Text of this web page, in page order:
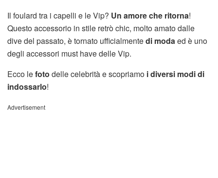
Il foulard tra i capelli e le Vip? Un amore che ritorna!
Questo accessorio in stile retrò chic, molto amato dalle
dive del passato, è tornato ufficialmentedi moda ed è uno
degli accessori must have delle Vip.
Ecco lefoto delle celebrità e scopriamo i diversi modi di
indossarlo!
Advertisement